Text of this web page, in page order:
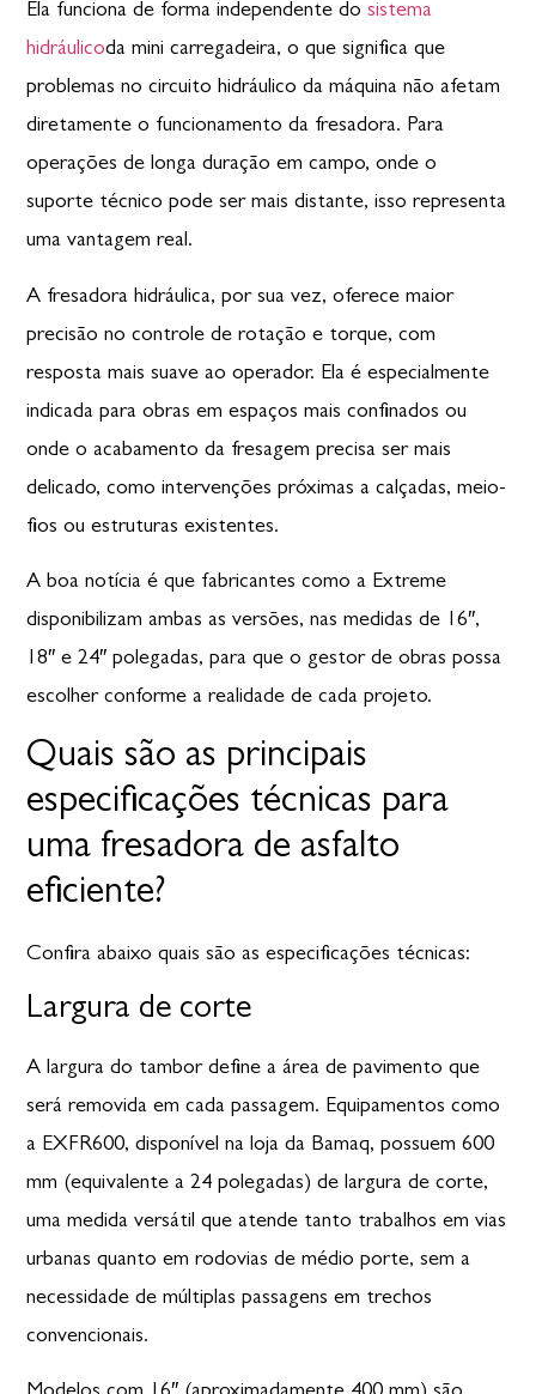
Ela funciona de forma independente dosistema
hidráulicoda mini carregadeira, o que significa que
problemas no circuito hidráulico da máquina não afetam
diretamente o funcionamento da fresadora. Para
operações de longa duração em campo, onde o
suporte técnico pode ser mais distante, isso representa
uma vantagem real.
A fresadora hidráulica, por sua vez, oferece maior
precisão no controle de rotação e torque, com
resposta mais suave ao operador. Ela é especialmente
indicada para obras em espaços mais confinados ou
onde o acabamento da fresagem precisa ser mais
delicado, como intervenções próximas a calçadas, meio-
fios ou estruturas existentes.
A boa notícia é que fabricantes como a Extreme
disponibilizam ambas as versões,nas medidas de 16″,
18″ e 24″ polegadas, para que o gestor de obras possa
escolher conforme a realidade de cada projeto.
Quais são as principais
especificações técnicas para
uma fresadora de asfalto
eficiente?
Confira abaixo quais são as especificações técnicas:
Largura de corte
A largura do tambor define a área de pavimento que
será removida em cada passagem. Equipamentos como
a EXFR600, disponível na loja da Bamaq, possuem 600
mm (equivalente a 24 polegadas) de largura de corte,
uma medida versátil que atende tanto trabalhos em vias
urbanas quanto em rodovias de médio porte, sem a
necessidade de múltiplas passagens em trechos
convencionais.